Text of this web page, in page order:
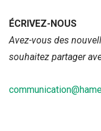
ÉCRIVEZ-NOUS
Avez-vous des
souhaitez partager